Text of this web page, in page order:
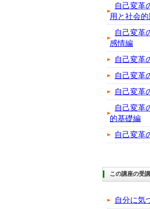
自己変革
用と社会
自己変革
感情編
自己変革
自己変革
自己変革
自己変革
的基礎編
自己変革
この講座の受
自分に気